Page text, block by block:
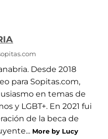
Desde 2018
para Sopitas.com,
en temas de
y LGBT+. En 2021 fui
de la beca de
More by Lucy